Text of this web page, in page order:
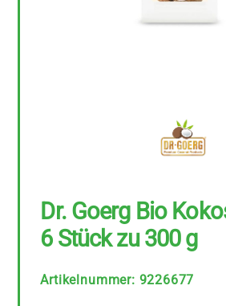
Dr. Goerg Bio
6 Stück zu 300 g
Artikelnummer: 9226677